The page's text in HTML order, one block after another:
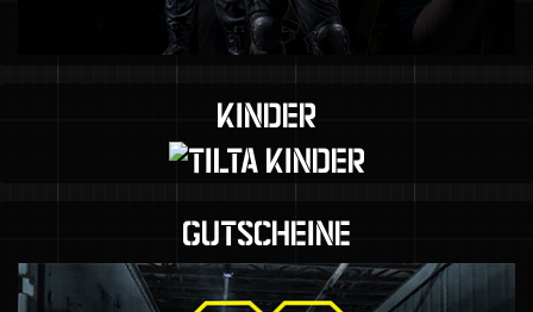
KINDER
GUTSCHEINE